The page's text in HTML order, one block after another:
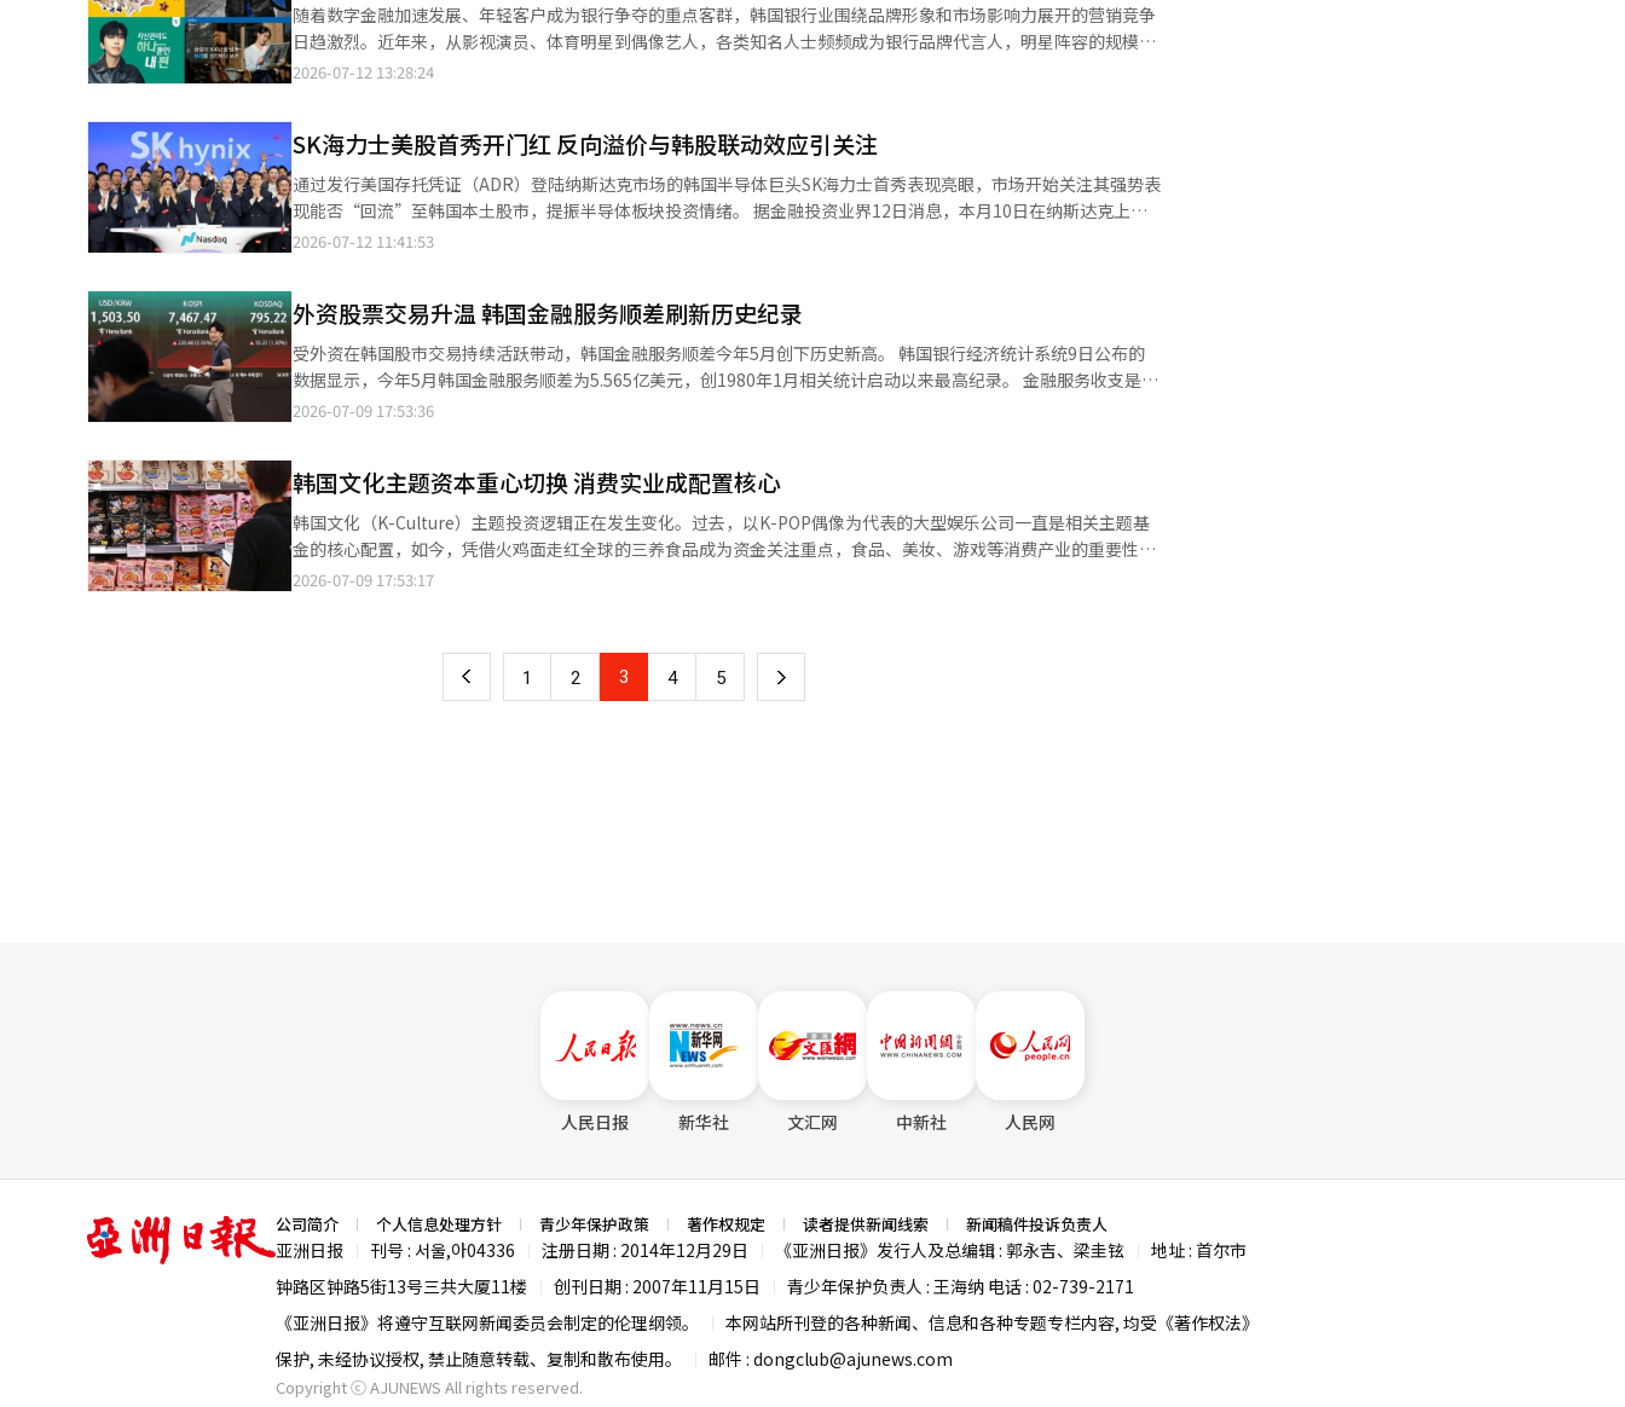
随着数字金融加速发展、年轻客户成为银行争夺的重点客群，韩国银行业围绕品牌形象和市场影响力展开的营销竞争
日趋激烈。近年来，从影视演员、体育明星到偶像艺人，各类知名人士频频成为银行品牌代言人，明星阵容的规模和
广告投入也不断扩大。 邀请明星担任品牌代言人，已成为韩国银行提升知名度、塑造亲民形象并吸引年轻消费者的重
2026-07-12 13:28:24
SK海力士美股首秀开门红 反向溢价与韩股联动效应引关注
通过发行美国存托凭证（ADR）登陆纳斯达克市场的韩国半导体巨头SK海力士首秀表现亮眼，市场开始关注其强势表
现能否“回流”至韩国本土股市，提振半导体板块投资情绪。 据金融投资业界12日消息，本月10日在纳斯达克上市
的SK海力士收盘报168.01美元，较发行价149美元上涨12.76%。ADR是由美国存托机构发行的存托凭证，ADS则是
2026-07-12 11:41:53
外资股票交易升温 韩国金融服务顺差刷新历史纪录
受外资在韩国股市交易持续活跃带动，韩国金融服务顺差今年5月创下历史新高。 韩国银行经济统计系统9日公布的
数据显示，今年5月韩国金融服务顺差为5.565亿美元，创1980年1月相关统计启动以来最高纪录。 金融服务收支是指
一国在金融、保险、银行及相关咨询等服务领域形成的外汇收入与支出差额，即金融服务收入扣除相关服务支出后的
2026-07-09 17:53:36
韩国文化主题资本重心切换 消费实业成配置核心
韩国文化（K-Culture）主题投资逻辑正在发生变化。过去，以K-POP偶像为代表的大型娱乐公司一直是相关主题基
金的核心配置，如今，凭借火鸡面走红全球的三养食品成为资金关注重点，食品、美妆、游戏等消费产业的重要性不
断提升。 据韩国金融投资业界9日消息，截至本月8日，韩国文化主题主动型ETF“TIME K Culture Active”最新持
2026-07-09 17:53:17
上 1 2 3 4 5 下
人民日报 新华社 文汇网 中新社 人民网
亚
洲
日
公司简介 个人信息处理方针 青少年保护政策 著作权规定 读者提供新闻线索 新闻稿件投诉负责人
亚洲日报 刊号 : 서울,아04336 注册日期 : 2014年12月29日 《亚洲日报》发行人及总编辑 : 郭永吉、梁圭铉
地址 : 首尔市
钟路区钟路5街13号三共大厦11楼
创刊日期 : 2007年11月15日
青少年保护负责人 : 王海纳 电话 : 02-739-2171
《亚洲日报》将遵守互联网新闻委员会制定的伦理纲领。
本网站所刊登的各种新闻、信息和各种专题专栏内容, 均受《著作权法》
保护, 未经协议授权, 禁止随意转载、复制和散布使用。
邮件 : dongclub@ajunews.com
Copyright ⓒ AJUNEWS All rights reserved.